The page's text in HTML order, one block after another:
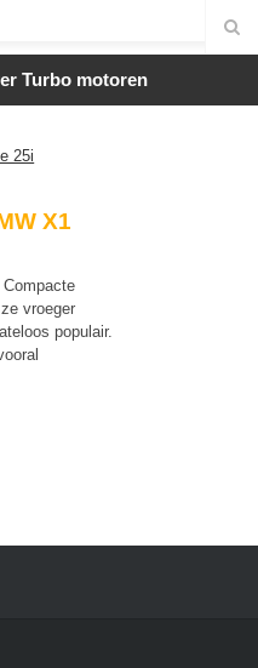
Turbo motoren
X1
vroeger
populair.